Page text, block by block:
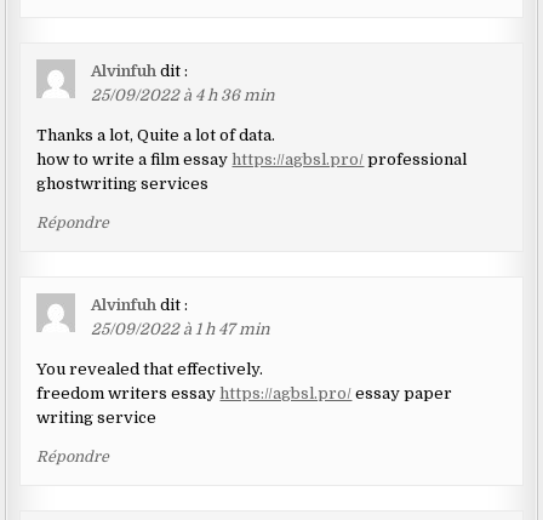
Alvinfuh dit :
25/09/2022 à 4 h 36 min
Thanks a lot, Quite a lot of data.
how to write a film essay https://agbsl.pro/ professional
ghostwriting services
Répondre
Alvinfuh dit :
25/09/2022 à 1 h 47 min
You revealed that effectively.
freedom writers essayhttps://agbsl.pro/ essay paper
writing service
Répondre